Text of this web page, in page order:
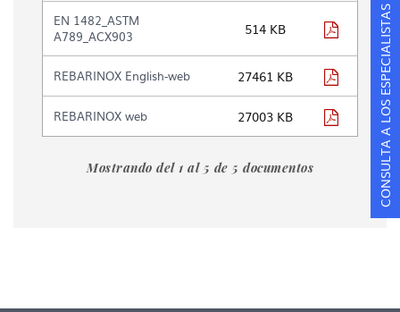
en
galería
de
documentos
[DOCUMENTOS]
EN 1482_ASTM
A789_ACX903
514 KB pdf
REBARINOX English-web 27461 KB pdf
REBARINOX web 27003 KB pdf
Mostrando del 1 al 5 de 5 documentos CONSULTA A LOS ESPECIALISTAS